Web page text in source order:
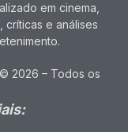
em cinema,
críticas e análises
2026 – Todos os